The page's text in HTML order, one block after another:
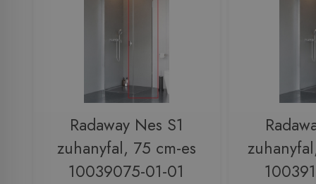
Radaway Nes S1
zuhanyfal, 75 cm-es
10039075-01-01